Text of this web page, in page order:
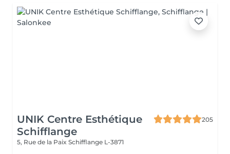
UNIK Centre Esthétique
Schifflange
205
5, Rue de la Paix Schifflange L-3871